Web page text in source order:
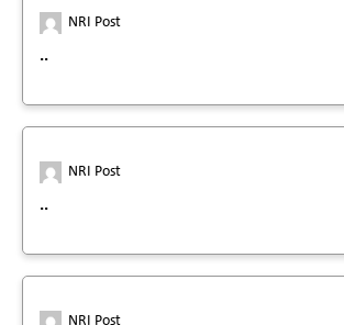
NRI Post
..
NRI Post
..
NRI Post